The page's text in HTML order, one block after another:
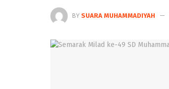
BY SUARA MUHAMMADIYAH